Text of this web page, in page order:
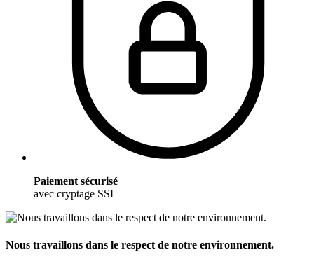
Paiement sécurisé
avec cryptage SSL
Nous travaillons dans le respect de notre environnement.